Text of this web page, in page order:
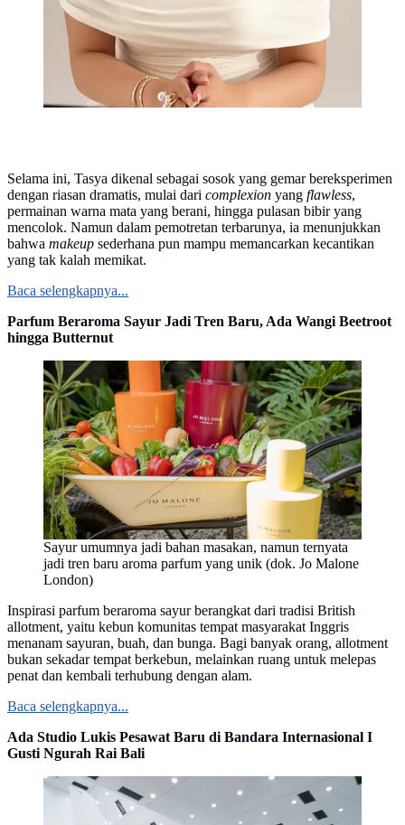
Selama ini, Tasya dikenal sebagai sosok yang gemar bereksperimen
dengan riasan dramatis, mulai dari complexion yang flawless,
permainan warna mata yang berani, hingga pulasan bibir yang
mencolok. Namun dalam pemotretan terbarunya, ia menunjukkan
bahwa makeup sederhana pun mampu memancarkan kecantikan
yang tak kalah memikat.
Baca selengkapnya...
Parfum Beraroma Sayur Jadi Tren Baru, Ada Wangi Beetroot
hingga Butternut
Sayur umumnya jadi bahan masakan, namun ternyata
jadi tren baru aroma parfum yang unik (dok. Jo Malone
London)
Inspirasi parfum beraroma sayur berangkat dari tradisi British
allotment, yaitu kebun komunitas tempat masyarakat Inggris
menanam sayuran, buah, dan bunga. Bagi banyak orang, allotment
bukan sekadar tempat berkebun, melainkan ruang untuk melepas
penat dan kembali terhubung dengan alam.
Baca selengkapnya...
Ada Studio Lukis Pesawat Baru di Bandara Internasional I
Gusti Ngurah Rai Bali